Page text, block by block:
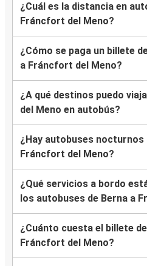
¿Cuál es la distancia en
Fráncfort del Meno?
¿Cómo se paga un billete
a Fráncfort del Meno?
¿A qué destinos puedo
del Meno en autobús?
¿Hay autobuses nocturnos
Fráncfort del Meno?
¿Qué servicios a bordo
los autobuses de Berna a
¿Cuánto cuesta el billete
Fráncfort del Meno?